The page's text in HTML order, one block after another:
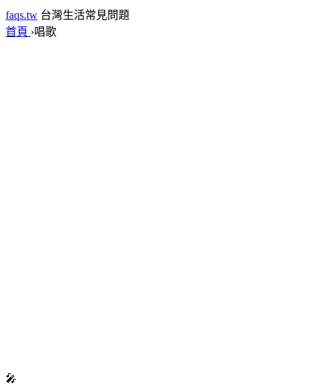
faqs.tw 台灣生活常見問題
首頁 ›唱歌
🎤